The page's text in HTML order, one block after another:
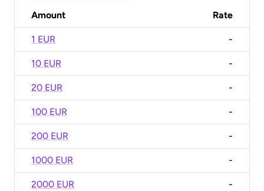
Amount Rate
1 EUR -
10 EUR -
20 EUR -
100 EUR -
200 EUR -
1000 EUR -
2000 EUR -